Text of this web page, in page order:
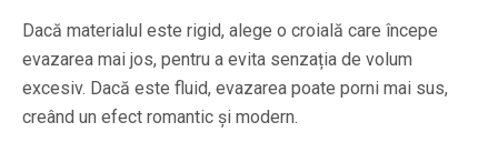
Dacă materialul este rigid, alege o croială care începe
evazarea mai jos, pentru a evita senzația de volum
excesiv. Dacă este fluid, evazarea poate porni mai sus,
creând un efect romantic și modern.